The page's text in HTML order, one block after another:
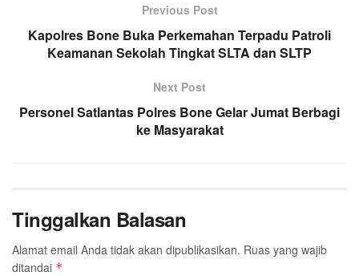
Previous Post
Kapolres Bone Buka Perkemahan Terpadu Patroli
Keamanan Sekolah Tingkat SLTA dan SLTP
Next Post
Personel Satlantas Polres Bone Gelar Jumat Berbagi
ke Masyarakat
Tinggalkan Balasan
Alamat email Anda tidak akan dipublikasikan. Ruas yang wajib
ditandai *